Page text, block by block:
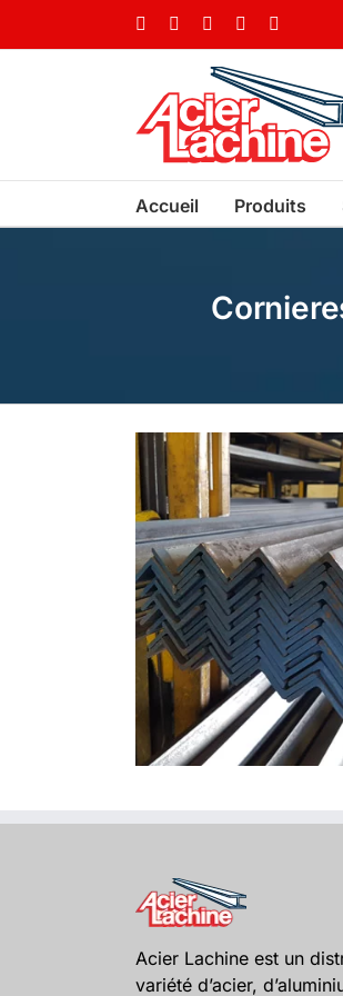
FacebookLinkedIn YouTube
Accueil Produits
Acier Lachine est un
variété d’acier,